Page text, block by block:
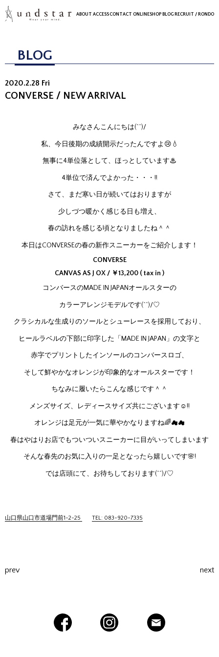
ABOUT ACCESSCONTACT ONLINESHOP BLOG RECRUIT / RONDO
BLOG
2020.2.28 Fri
CONVERSE / NEW ARRIVAL
みなさんこんにちは(^^)/
私、今日後期の成績開示だったんですよ😢💧
無事に4単位落として、ほっとしています♨
4単位で済んでよかった・・・!!
さて、まだ寒い日が続いてはおりますが
少しづつ暖かく感じる日も増え、
春の訪れを感じる頃となりましたね＾＾
本日はCONVERSEの春の新作スニーカーをご紹介します！
CONVERSE
CANVAS AS J OX / ￥13,200 ( tax in )
コンバースのMADE IN JAPANオールスターの
カラーアレンジモデルです(^^)/♡
クラシカルな生成りのソールとシューレースを採用しており、
ヒールラベルの下部に印字した「MADE IN JAPAN」の文字と
赤字でプリントしたインソールのコンバースロゴ、
そして鮮やかなオレンジが印象的なオールスターです！
ちなみに履いたらこんな感じです＾＾
メンズサイズ、レディースサイズ共にございます☺!!
オレンジは足元が一気に華やかなりますね🌈☁☁
春はやはりお店でもついついスニーカーに目がいってしまいます
そんな春先のお気に入りの一足となったら嬉しいです🌸!
では店頭にて、お待ちしております(^^)/♡
山口県山口市道場門前1-2-25 TEL: 083-920-7335
prev next